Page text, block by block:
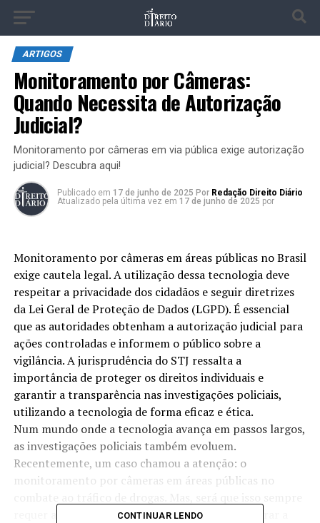
ARTIGOS
Monitoramento por Câmeras:
Quando Necessita de Autorização
Judicial?
Monitoramento por câmeras em via pública exige autorização
judicial? Descubra aqui!
Publicado em 17 de junho de 2025 Por Redação Direito Diário
Atualizado pela última vez em 17 de junho de 2025 por
Monitoramento por câmeras em áreas públicas no Brasil
exige cautela legal. A utilização dessa tecnologia deve
respeitar a privacidade dos cidadãos e seguir diretrizes
da Lei Geral de Proteção de Dados (LGPD). É essencial
que as autoridades obtenham a autorização judicial para
ações controladas e informem o público sobre a
vigilância. A jurisprudência do STJ ressalta a
importância de proteger os direitos individuais e
garantir a transparência nas investigações policiais,
utilizando a tecnologia de forma eficaz e ética.
Num mundo onde a tecnologia avança em passos largos,
as investigações policiais também evoluem.
Recentemente, um caso chamou a atenção: o
monitoramento por câmeras em áreas públicas no
requer autorização judicial? Abaixo, vamos explorar a
CONTINUAR LENDO